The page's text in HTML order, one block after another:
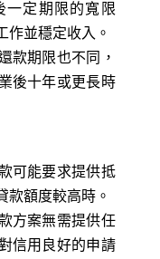
一定期限的寬限
作並穩定收入。
款期限也不同，
後十年或更長時
可能要求提供抵
款額度較高時。
方案無需提供任
信用良好的申請